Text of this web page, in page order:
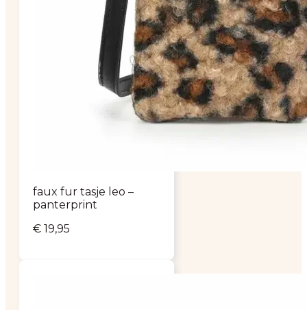
faux fur tasje leo –
panterprint
€ 19,95